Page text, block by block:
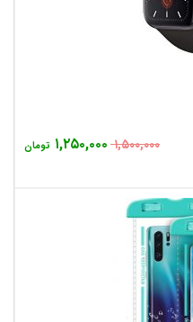
۱,۵۰۰,۰۰۰ ۱,۲۵۰,۰۰۰ تومان